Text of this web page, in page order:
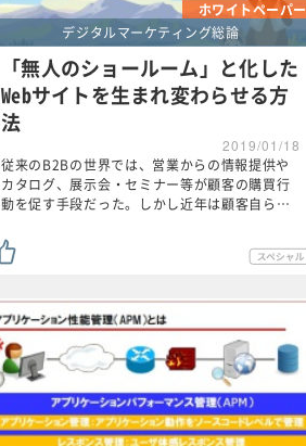
ホワイトペーパー
デジタルマーケティング総論
「無人のショールーム」と化した
Webサイトを生まれ変わらせる方
法
2019/01/18
従来のB2Bの世界では、営業からの情報提供や
カタログ、展示会・セミナー等が顧客の購買行
動を促す手段だった。しかし近年は顧客自ら…